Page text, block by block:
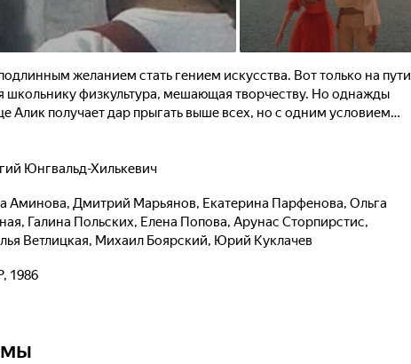
желанием стать гением искусства. Вот только на пути
школьнику физкультура, мешающая творчеству. Но однажды
Алик получает дар прыгать выше всех, но с одним условием…
Юнгвальд-Хилькевич
Аминова, Дмитрий Марьянов, Екатерина Парфенова, Ольга
, Галина Польских, Елена Попова, Арунас Сторпирстис,
Ветлицкая, Михаил Боярский, Юрий Куклачев
1986